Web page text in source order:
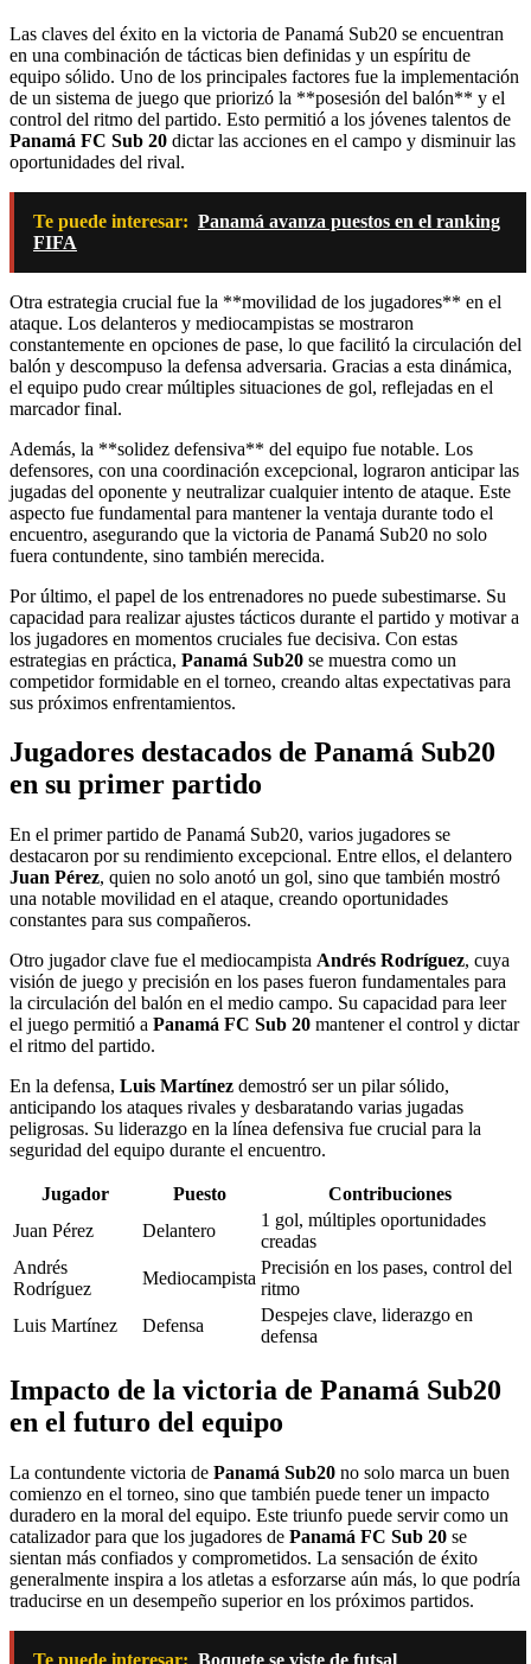
Las claves del éxito en la victoria de Panamá Sub20 se encuentran
en una combinación de tácticas bien definidas y un espíritu de
equipo sólido. Uno de los principales factores fue la implementación
de un sistema de juego que priorizó la **posesión del balón** y el
control del ritmo del partido. Esto permitió a los jóvenes talentos de
Panamá FC Sub 20 dictar las acciones en el campo y disminuir las
oportunidades del rival.
Te puede interesar: Panamá avanza puestos en el ranking
FIFA
Otra estrategia crucial fue la **movilidad de los jugadores** en el
ataque. Los delanteros y mediocampistas se mostraron
constantemente en opciones de pase, lo que facilitó la circulación del
balón y descompuso la defensa adversaria. Gracias a esta dinámica,
el equipo pudo crear múltiples situaciones de gol, reflejadas en el
marcador final.
Además, la **solidez defensiva** del equipo fue notable. Los
defensores, con una coordinación excepcional, lograron anticipar las
jugadas del oponente y neutralizar cualquier intento de ataque. Este
aspecto fue fundamental para mantener la ventaja durante todo el
encuentro, asegurando que la victoria de Panamá Sub20 no solo
fuera contundente, sino también merecida.
Por último, el papel de los entrenadores no puede subestimarse. Su
capacidad para realizar ajustes tácticos durante el partido y motivar a
los jugadores en momentos cruciales fue decisiva. Con estas
estrategias en práctica, Panamá Sub20 se muestra como un
competidor formidable en el torneo, creando altas expectativas para
sus próximos enfrentamientos.
Jugadores destacados de Panamá Sub20
en su primer partido
En el primer partido de Panamá Sub20, varios jugadores se
destacaron por su rendimiento excepcional. Entre ellos, el delantero
Juan Pérez, quien no solo anotó un gol, sino que también mostró
una notable movilidad en el ataque, creando oportunidades
constantes para sus compañeros.
Otro jugador clave fue el mediocampista Andrés Rodríguez, cuya
visión de juego y precisión en los pases fueron fundamentales para
la circulación del balón en el medio campo. Su capacidad para leer
el juego permitió a Panamá FC Sub 20 mantener el control y dictar
el ritmo del partido.
En la defensa, Luis Martínez demostró ser un pilar sólido,
anticipando los ataques rivales y desbaratando varias jugadas
peligrosas. Su liderazgo en la línea defensiva fue crucial para la
seguridad del equipo durante el encuentro.
Jugador Puesto
Contribuciones
Juan Pérez
Delantero
1 gol, múltiples oportunidades
creadas
Andrés
Rodríguez
Mediocampista
Precisión en los pases, control del
ritmo
Luis Martínez
Defensa
Despejes clave, liderazgo en
defensa
Impacto de la victoria de Panamá Sub20
en el futuro del equipo
La contundente victoria de Panamá Sub20 no solo marca un buen
comienzo en el torneo, sino que también puede tener un impacto
duradero en la moral del equipo. Este triunfo puede servir como un
catalizador para que los jugadores de Panamá FC Sub 20 se
sientan más confiados y comprometidos. La sensación de éxito
generalmente inspira a los atletas a esforzarse aún más, lo que podría
traducirse en un desempeño superior en los próximos partidos.